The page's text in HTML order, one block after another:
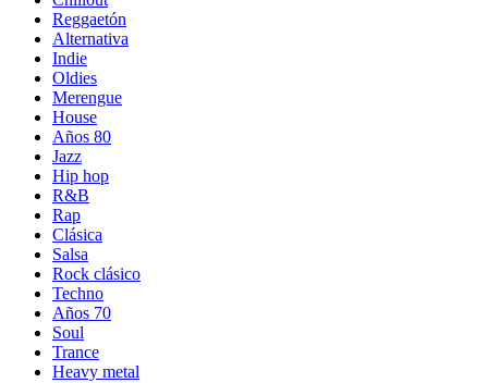
Reggaetón
Alternativa
Indie
Oldies
Merengue
House
Años 80
Jazz
Hip hop
R&B
Rap
Clásica
Salsa
Rock clásico
Techno
Años 70
Soul
Trance
Heavy metal